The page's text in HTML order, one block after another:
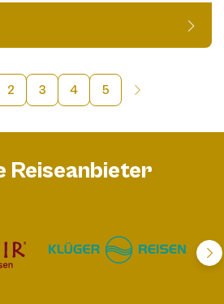
2 3 4 5
Reiseanbieter